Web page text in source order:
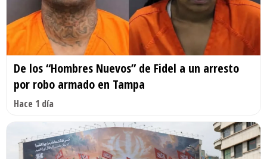
De los “Hombres Nuevos” de Fidel a un arresto
por robo armado en Tampa
Hace 1 día